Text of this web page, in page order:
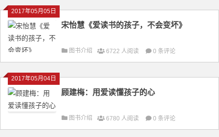
2017年05月05日
宋怡慧《爱读书的孩子，不会变坏》
图书介绍 6722 人阅读 0 条评论
2017年05月04日
顾建梅：用爱读懂孩子的心
图书介绍 6780 人阅读 0 条评论